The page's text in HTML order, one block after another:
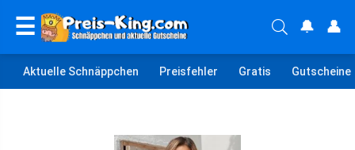
☰ 🔔 👤
Aktuelle Schnäppchen Preisfehler Gratis Gutscheine